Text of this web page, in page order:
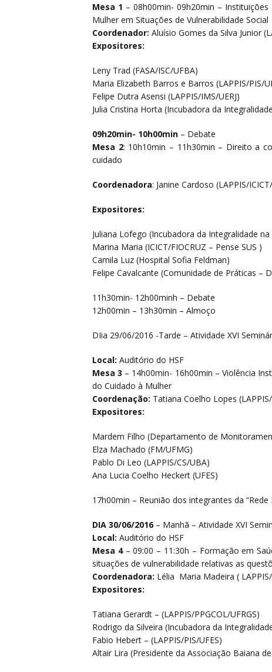
Mesa 1 – 08h00min- 09h20min –
Mulher em Situações de Vulnerabilidade Social
Coordenador: Aluísio Gomes da Silva Junior
Expositores:
Leny Trad (FASA/ISC/UFBA)
Maria Elizabeth Barros e Barros (LAPPIS/PIS/
Felipe Dutra Asensi (LAPPIS/IMS/UERJ)
Julia Cristina Horta (Incubadora da
09h20min- 10h00min – Debate
Mesa 2: 10h10min – 11h30min – Direito a
cuidado
Coordenadora: Janine Cardoso (LAPPIS/
Expositores:
Juliana Lofego (Incubadora da Integralidade
Marina Maria (ICICT/FIOCRUZ – Pense SUS )
Camila Luz (Hospital Sofia Feldman)
Felipe Cavalcante (Comunidade de Práticas –
11h30min- 12h00minh – Debate
12h00min – 13h30min – Almoço
DIia 29/06/2016 -Tarde – Atividade XVI
Local: Auditório do HSF
Mesa 3 – 14h00min- 16h00min – Violência
do Cuidado à Mulher
Coordenação: Tatiana Coelho Lopes
Expositores:
Mardem Filho (Departamento de
Elza Machado (FM/UFMG)
Pablo Di Leo (LAPPIS/CS/UBA)
Ana Lucia Coelho Heckert (UFES)
17h00min – Reunião dos integrantes da
DIA 30/06/2016 – Manhã – Atividade XVI
Local: Auditório do HSF
Mesa 4– 09:00 – 11:30h – Formação em
situações de vulnerabilidade relativas as
Coordenadora: Lélia Maria Madeira ( LAPPIS/
Expositores:
Tatiana Gerardt – (LAPPIS/PPGCOL/UFRGS)
Rodrigo da Silveira (Incubadora da
Fabio Hebert – (LAPPIS/PIS/UFES)
Altair Lira (Presidente da Associação Baiana